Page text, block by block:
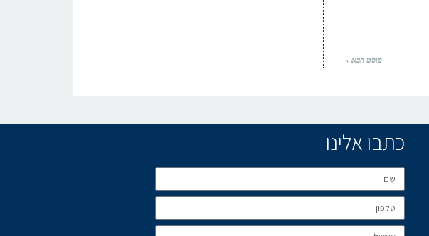
פוסט הבא »
כתבו אלינו